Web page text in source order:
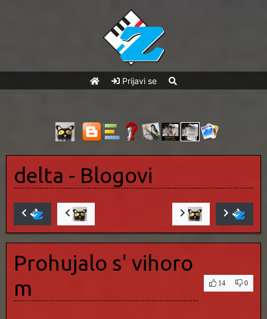
Prijavi se
delta - Blogovi
Prohujalo s' vihoro
m
14 0